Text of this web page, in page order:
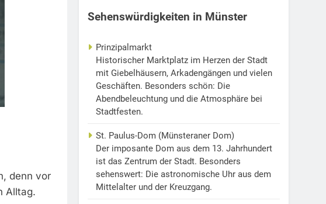
denn vor
Alltag.
Sehenswürdigkeiten in Münster
Prinzipalmarkt
Historischer Marktplatz im Herzen der Stadt
mit Giebelhäusern, Arkadengängen und vielen
Geschäften. Besonders schön: Die
Abendbeleuchtung und die Atmosphäre bei
Stadtfesten.
St. Paulus-Dom (Münsteraner Dom)
Der imposante Dom aus dem 13. Jahrhundert
ist das Zentrum der Stadt. Besonders
sehenswert: Die astronomische Uhr aus dem
Mittelalter und der Kreuzgang.